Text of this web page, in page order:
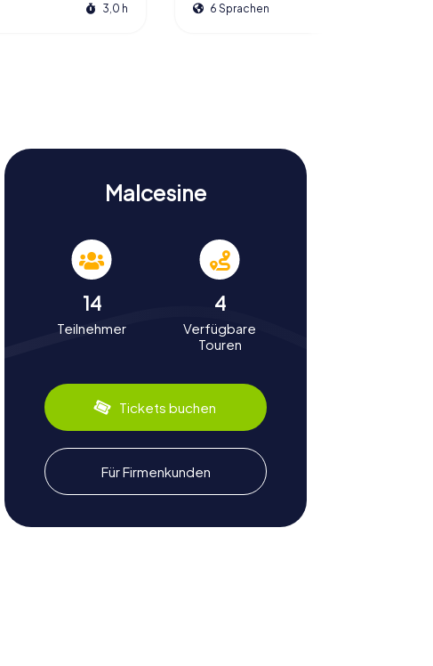
3,0 h 6 Sprachen
Malcesine
14
Teilnehmer
4
Verfügbare
Touren
Tickets buchen
Für Firmenkunden